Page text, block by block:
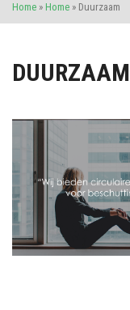
Home » Home » Duurzaam
DUURZAAM